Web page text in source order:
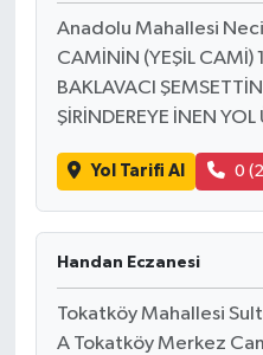
Anadolu Mahallesi
CAMİNİN (YEŞİL CAMİ)
BAKLAVACI
ŞİRİNDEREYE İNEN YOL
Yol Tarifi Al 0
Handan Eczanesi
Tokatköy Mahallesi
A Tokatköy Merkez